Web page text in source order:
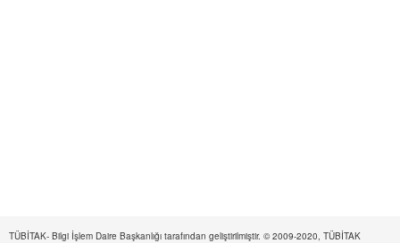
TÜBİTAK- Bilgi İşlem Daire Başkanlığı tarafından geliştirilmiştir. © 2009-2020, TÜBİTAK